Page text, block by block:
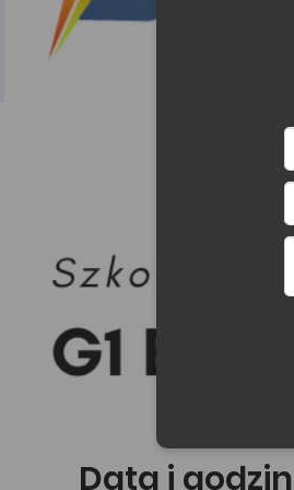
Data i